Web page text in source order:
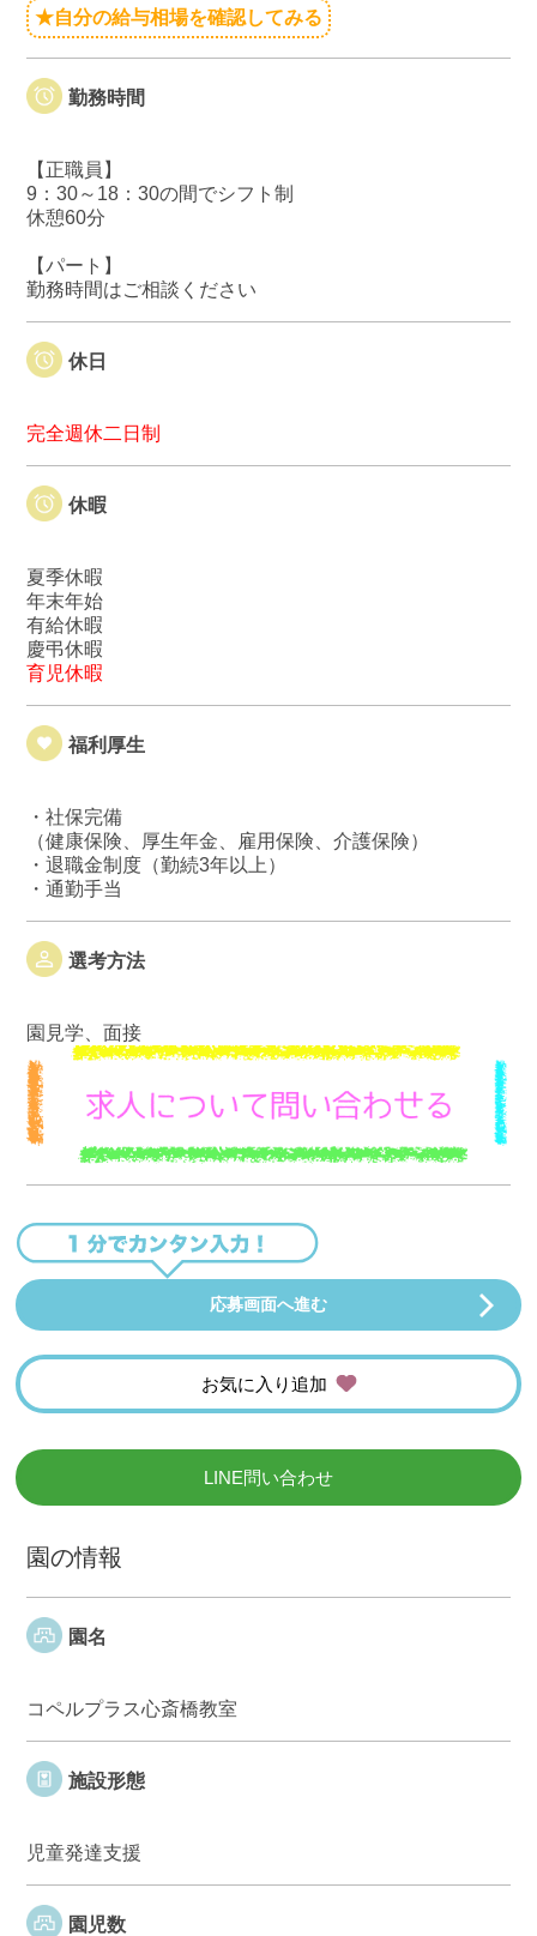
★自分の給与相場を確認してみる
勤務時間
【正職員】
9：30～18：30の間でシフト制
休憩60分
【パート】
勤務時間はご相談ください
休日
完全週休二日制
休暇
夏季休暇
年末年始
有給休暇
慶弔休暇
育児休暇
福利厚生
・社保完備
（健康保険、厚生年金、雇用保険、介護保険）
・退職金制度（勤続3年以上）
・通勤手当
選考方法
園見学、面接
応募画面へ進む
お気に入り追加
LINE問い合わせ
園の情報
園名
コペルプラス心斎橋教室
施設形態
児童発達支援
園児数